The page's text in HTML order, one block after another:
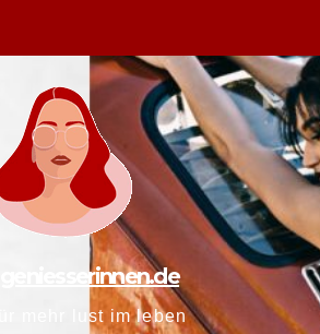
geniesserinnen.de
für mehr lust im leben